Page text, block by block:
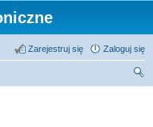
Zaloguj się
Zarejestruj się